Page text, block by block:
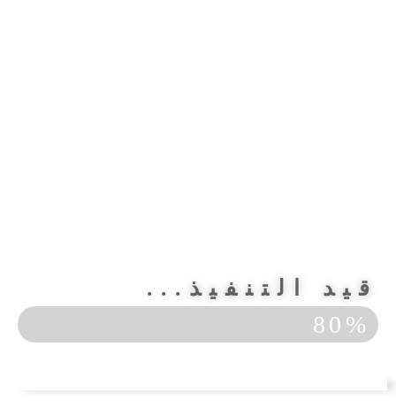
قيد التنفيذ...
الشقق المباعة
80%